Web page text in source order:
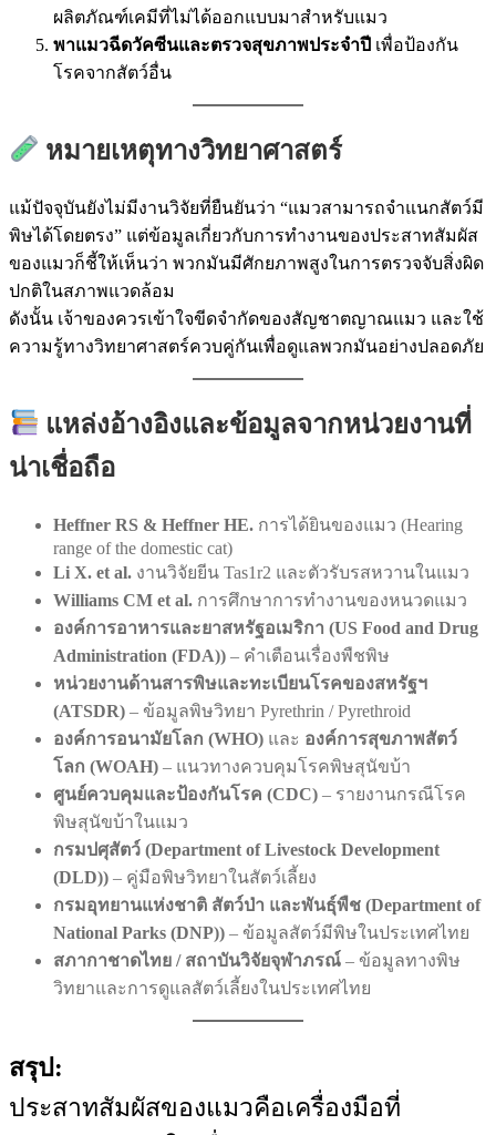
ผลิตภัณฑ์เคมีที่ไม่ได้ออกแบบมาสำหรับแมว
พาแมวฉีดวัคซีนและตรวจสุขภาพประจำปี เพื่อป้องกัน
โรคจากสัตว์อื่น
หมายเหตุทางวิทยาศาสตร์
แม้ปัจจุบันยังไม่มีงานวิจัยที่ยืนยันว่า “แมวสามารถจำแนกสัตว์มี
พิษได้โดยตรง” แต่ข้อมูลเกี่ยวกับการทำงานของประสาทสัมผัส
ของแมวก็ชี้ให้เห็นว่า พวกมันมีศักยภาพสูงในการตรวจจับสิ่งผิด
ปกติในสภาพแวดล้อม
ดังนั้น เจ้าของควรเข้าใจขีดจำกัดของสัญชาตญาณแมว และใช้
ความรู้ทางวิทยาศาสตร์ควบคู่กันเพื่อดูแลพวกมันอย่างปลอดภัย
แหล่งอ้างอิงและข้อมูลจากหน่วยงานที่
น่าเชื่อถือ
Heffner RS & Heffner HE. การได้ยินของแมว (Hearing
range of the domestic cat)
Li X. et al. งานวิจัยยีน Tas1r2 และตัวรับรสหวานในแมว
Williams CM et al. การศึกษาการทำงานของหนวดแมว
องค์การอาหารและยาสหรัฐอเมริกา (US Food and Drug
Administration (FDA)) – คำเตือนเรื่องพืชพิษ
หน่วยงานด้านสารพิษและทะเบียนโรคของสหรัฐฯ
(ATSDR) – ข้อมูลพิษวิทยา Pyrethrin / Pyrethroid
องค์การอนามัยโลก (WHO) และ องค์การสุขภาพสัตว์
โลก (WOAH) – แนวทางควบคุมโรคพิษสุนัขบ้า
ศูนย์ควบคุมและป้องกันโรค (CDC) – รายงานกรณีโรค
พิษสุนัขบ้าในแมว
กรมปศุสัตว์ (Department of Livestock Development
(DLD)) – คู่มือพิษวิทยาในสัตว์เลี้ยง
กรมอุทยานแห่งชาติ สัตว์ป่า และพันธุ์พืช (Department of
National Parks (DNP)) – ข้อมูลสัตว์มีพิษในประเทศไทย
สภากาชาดไทย / สถาบันวิจัยจุฬาภรณ์ – ข้อมูลทางพิษ
วิทยาและการดูแลสัตว์เลี้ยงในประเทศไทย
สรุป:
ประสาทสัมผัสของแมวคือเครื่องมือที่